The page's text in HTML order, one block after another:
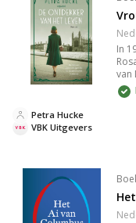
In
van
VBK Uitgevers
Petra Hucke